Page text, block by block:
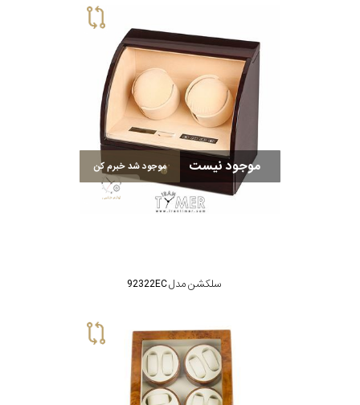
موجود نیست موجود شد خبرم کن
سلکشن مدل 92322EC